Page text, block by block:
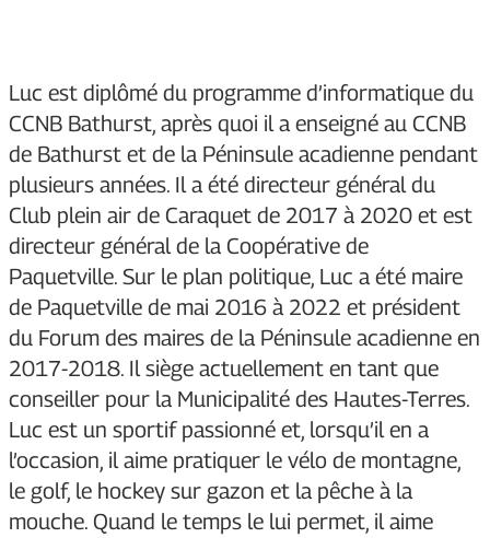
Luc est diplômé du programme d’informatique du
CCNB Bathurst, après quoi il a enseigné au CCNB
de Bathurst et de la Péninsule acadienne pendant
plusieurs années. Il a été directeur général du
Club plein air de Caraquet de 2017 à 2020 et est
directeur général de la Coopérative de
Paquetville. Sur le plan politique, Luc a été maire
de Paquetville de mai 2016 à 2022 et président
du Forum des maires de la Péninsule acadienne en
2017-2018. Il siège actuellement en tant que
conseiller pour la Municipalité des Hautes-Terres.
Luc est un sportif passionné et, lorsqu’il en a
l’occasion, il aime pratiquer le vélo de montagne,
le golf, le hockey sur gazon et la pêche à la
mouche. Quand le temps le lui permet, il aime